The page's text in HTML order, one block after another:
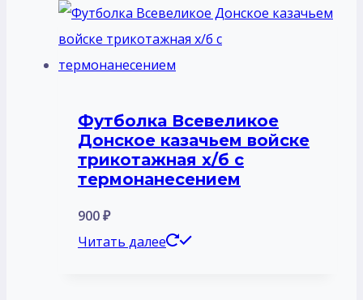
Футболка Всевеликое
Донское казачьем войске
трикотажная х/б с
термонанесением
900₽
Читать далее